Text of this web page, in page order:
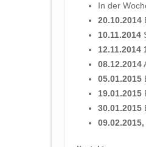
In der
20.10.2014
10.11.2014
12.11.2014
08.12.2014
05.01.2015
19.01.2015
30.01.2015